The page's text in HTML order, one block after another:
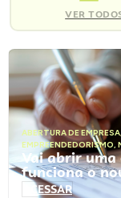
VER
ABERTURA DE EMPRESA,
EMPREENDEDORISMO,
Vai abrir uma
funciona o
ACESSAR